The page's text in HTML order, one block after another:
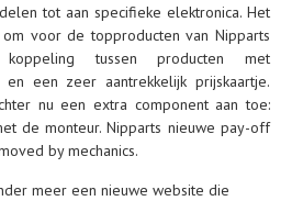
tot aan specifieke elektronica. Het
voor de topproducten van Nipparts
tussen producten met
en een zeer aantrekkelijk prijskaartje.
nu een extra component aan toe:
de monteur. Nipparts nieuwe pay-off
by mechanics.
meer een nieuwe website die